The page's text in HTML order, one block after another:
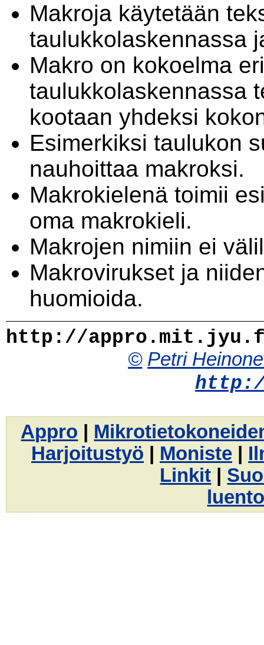
Makroja käytetään
taulukkolaskennassa
Makro on kokoelma
taulukkolaskennassa
kootaan yhdeksi
Esimerkiksi taulukon
nauhoittaa makroksi.
Makrokielenä toimii
oma makrokieli.
Makrojen nimiin ei
Makrovirukset ja
huomioida.
http://
© Petri
Appro |
Harjoitustyö | Moniste |
Linkit |